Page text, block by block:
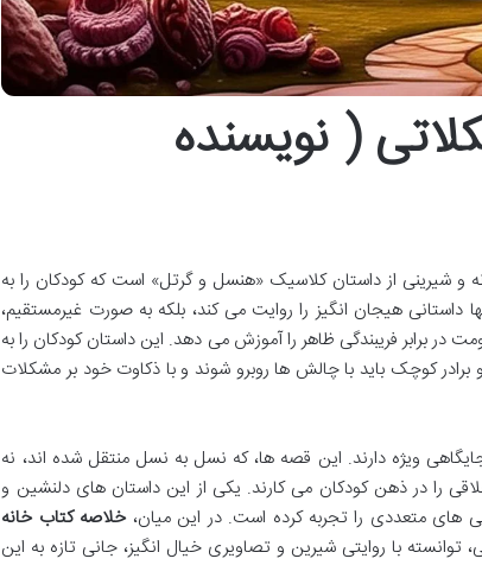
( نویسنده
و شیرینی از داستان کلاسیک «هنسل و گرتل» است که کودکان را به
هیجان انگیز را روایت می کند، بلکه به صورت غیرمستقیم،
برابر فریبندگی ظاهر را آموزش می دهد. این داستان کودکان را به
کوچک باید با چالش ها روبرو شوند و با ذکاوت خود بر مشکلات
ویژه دارند. این قصه ها، که نسل به نسل منتقل شده اند، نه
را در ذهن کودکان می کارند. یکی از این داستان های دلنشین و
های متعددی را تجربه کرده است. در این میان،خلاصه کتاب خانه
توانسته با روایتی شیرین و تصاویری خیال انگیز، جانی تازه به این